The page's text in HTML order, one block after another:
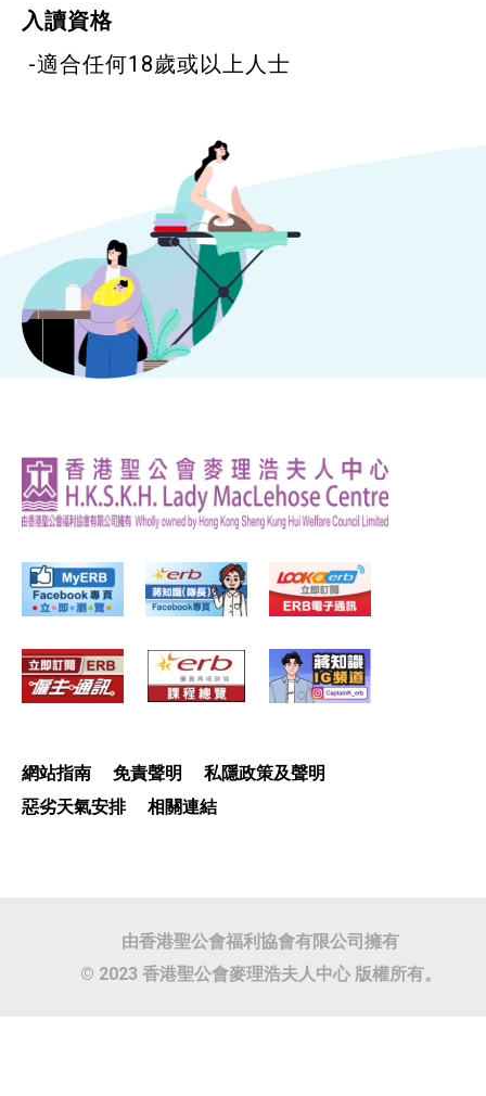
入讀資格
-適合任何18歲或以上人士
網站指南 免責聲明
私隱政策及聲明
惡劣天氣安排
相關連結
由香港聖公會福利協會有限公司擁有
© 2023 香港聖公會麥理浩夫人中心 版權所有。